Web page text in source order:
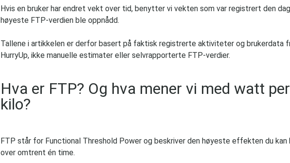
Hvis en bruker har endret vekt over tid, benytter vi vekten som var registrert den
høyeste FTP-verdien ble oppnådd.
Tallene i artikkelen er derfor basert på faktisk registrerte aktiviteter og brukerdata
HurryUp, ikke manuelle estimater eller selvrapporterte FTP-verdier.
Hva er FTP? Og hva mener vi med watt per
kilo?
FTP står for Functional Threshold Power og beskriver den høyeste effekten du kan
over omtrent én time.